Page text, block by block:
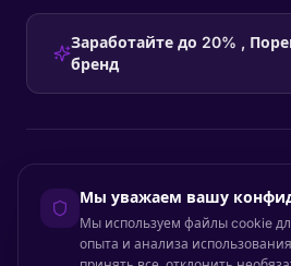
Заработайте до 20% ,
бренд
Certainly
C/O GRROW, Pilestræde 52A · 1112
Мы уважаем вашу
Мы используем файлы cookie
опыта и анализа